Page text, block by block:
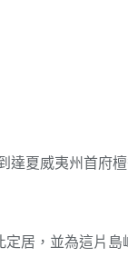
達夏威夷州首府
居，並為這片島